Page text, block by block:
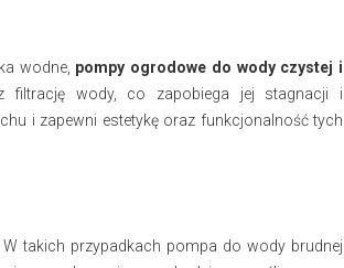
wodne, pompy ogrodowe do wody czystej i
filtrację wody, co zapobiega jej stagnacji i
i zapewni estetykę oraz funkcjonalność tych
takich przypadkach pompa do wody brudnej